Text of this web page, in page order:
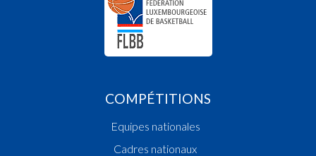
COMPÉTITIONS
Equipes nationales
Cadres nationaux